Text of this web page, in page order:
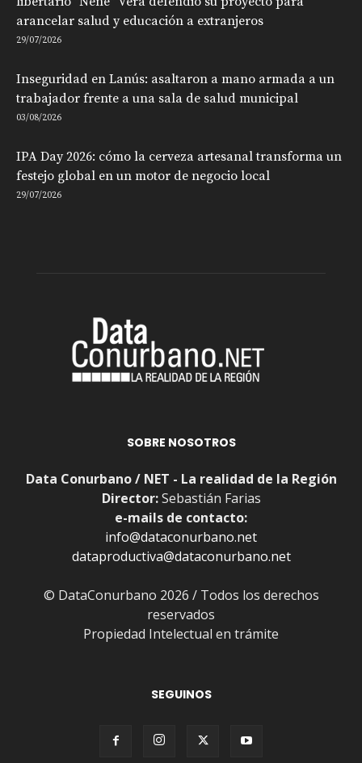
arancelar salud y educación a extranjeros
29/07/2026
Inseguridad en Lanús: asaltaron a mano armada a un
trabajador frente a una sala de salud municipal
03/08/2026
IPA Day 2026: cómo la cerveza artesanal transforma un
festejo global en un motor de negocio local
29/07/2026
SOBRE NOSOTROS
Data Conurbano / NET - La realidad de la Región
Director:Sebastián Farias
e-mails de contacto:
info@dataconurbano.net
dataproductiva@dataconurbano.net
© DataConurbano 2026 / Todos los derechos
reservados
Propiedad Intelectual en trámite
SEGUINOS